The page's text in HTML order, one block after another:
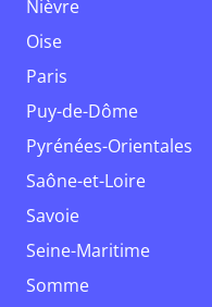
Nièvre
Oise
Paris
Puy-de-Dôme
Pyrénées-Orientales
Saône-et-Loire
Savoie
Seine-Maritime
Somme